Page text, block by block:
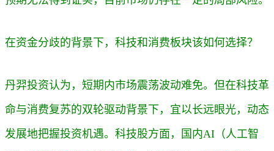
在资金分歧的背景下，科技和消费板块该如何选择？
丹羿投资认为，短期内市场震荡波动难免。但在科技革
命与消费复苏的双轮驱动背景下，宜以长远眼光，动态
发展地把握投资机遇。 科技股方面，国内AI（人工智